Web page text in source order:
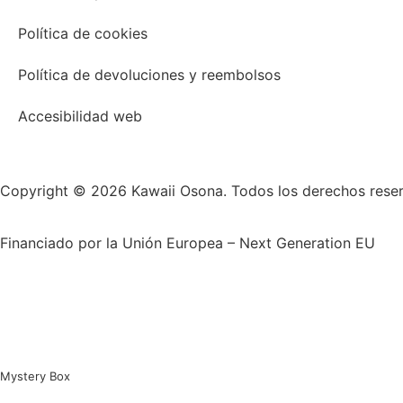
Política de cookies
Política de devoluciones y reembolsos
Accesibilidad web
Copyright © 2026 Kawaii Osona. Todos los derechos
Financiado por la Unión Europea – Next Generation EU
Mystery Box